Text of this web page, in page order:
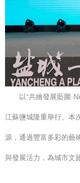
以“共繪發展藍圖
江蘇鹽城隆重舉行。本
源，通過豐富多彩的藝
與發展活力，為城市文